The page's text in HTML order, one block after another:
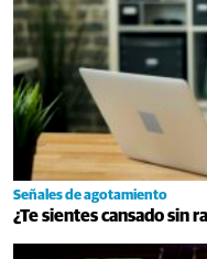
Señales de agotamiento
¿Te sientes cansado sin